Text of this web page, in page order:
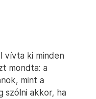
vívta ki minden
mondta: a
mint a
szólni akkor, ha